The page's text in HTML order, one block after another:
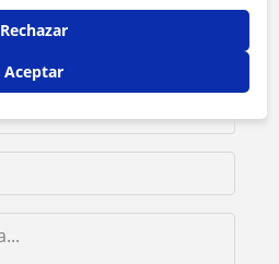
Rechazar
Aceptar